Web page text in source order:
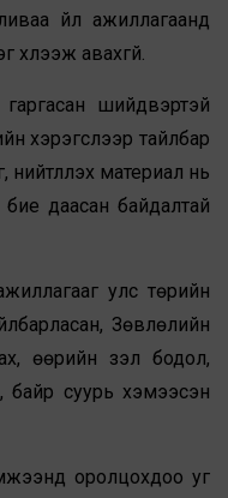
үйл ажиллагаанд
хүлээж авахгүй.
шийдвэртэй
хэрэгслээр тайлбар
нийтлүүлэх материал нь
бие даасан байдалтай
улс төрийн
Зөвлөлийн
өөрийн үзэл бодол,
байр суурь хэмээсэн
оролцохдоо уг